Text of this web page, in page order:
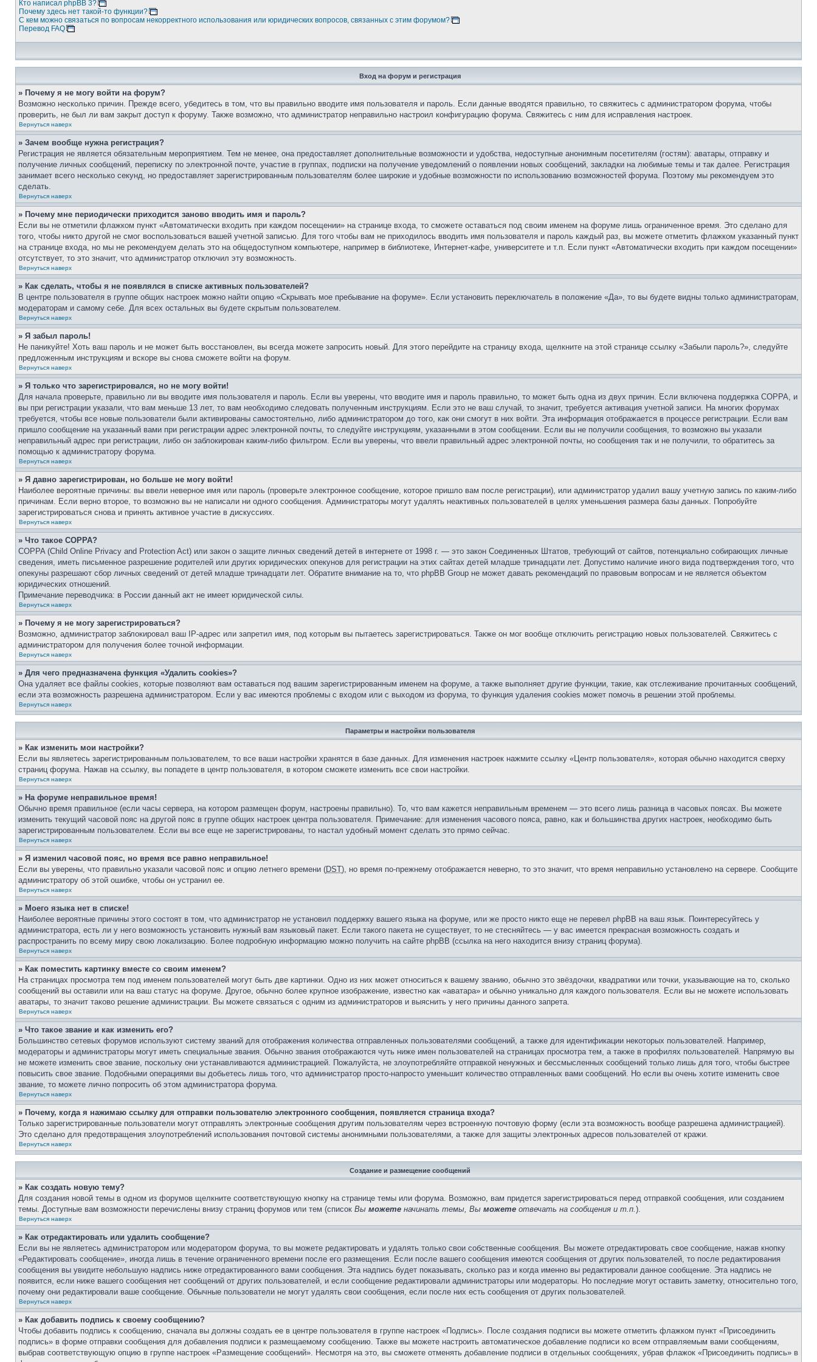
Кто написал phpBB 3?
Почему здесь нет такой-то функции?
С кем можно связаться по вопросам некорректного использования или юридических вопросов, связанных с этим форумом?
Перевод FAQ
Вход на форум и регистрация
» Почему я не могу войти на форум?
Возможно несколько причин. Прежде всего, убедитесь в том, что вы правильно вводите имя пользователя и пароль. Если данные вводятся правильно, то свяжитесь с администратором форума, чтобы
проверить, не был ли вам закрыт доступ к форуму. Также возможно, что администратор неправильно настроил конфигурацию форума. Свяжитесь с ним для исправления настроек.
Вернуться наверх
» Зачем вообще нужна регистрация?
Регистрация не является обязательным мероприятием. Тем не менее, она предоставляет дополнительные возможности и удобства, недоступные анонимным посетителям (гостям): аватары, отправку и
получение личных сообщений, переписку по электронной почте, участие в группах, подписки на получение уведомлений о появлении новых сообщений, закладки на любимые темы и так далее. Регистрация
занимает всего несколько секунд, но предоставляет зарегистрированным пользователям более широкие и удобные возможности по использованию возможностей форума. Поэтому мы рекомендуем это
сделать.
Вернуться наверх
» Почему мне периодически приходится заново вводить имя и пароль?
Если вы не отметили флажком пункт «Автоматически входить при каждом посещении» на странице входа, то сможете оставаться под своим именем на форуме лишь ограниченное время. Это сделано для
того, чтобы никто другой не смог воспользоваться вашей учетной записью. Для того чтобы вам не приходилось вводить имя пользователя и пароль каждый раз, вы можете отметить флажком указанный пункт
на странице входа, но мы не рекомендуем делать это на общедоступном компьютере, например в библиотеке, Интернет-кафе, университете и т.п. Если пункт «Автоматически входить при каждом посещении»
отсутствует, то это значит, что администратор отключил эту возможность.
Вернуться наверх
» Как сделать, чтобы я не появлялся в списке активных пользователей?
В центре пользователя в группе общих настроек можно найти опцию «Скрывать мое пребывание на форуме». Если установить переключатель в положение «Да», то вы будете видны только администраторам,
модераторам и самому себе. Для всех остальных вы будете скрытым пользователем.
Вернуться наверх
» Я забыл пароль!
Не паникуйте! Хоть ваш пароль и не может быть восстановлен, вы всегда можете запросить новый. Для этого перейдите на страницу входа, щелкните на этой странице ссылку «Забыли пароль?», следуйте
предложенным инструкциям и вскоре вы снова сможете войти на форум.
Вернуться наверх
» Я только что зарегистрировался, но не могу войти!
Для начала проверьте, правильно ли вы вводите имя пользователя и пароль. Если вы уверены, что вводите имя и пароль правильно, то может быть одна из двух причин. Если включена поддержка COPPA, и
вы при регистрации указали, что вам меньше 13 лет, то вам необходимо следовать полученным инструкциям. Если это не ваш случай, то значит, требуется активация учетной записи. На многих форумах
требуется, чтобы все новые пользователи были активированы самостоятельно, либо администратором до того, как они смогут в них войти. Эта информация отображается в процессе регистрации. Если вам
пришло сообщение на указанный вами при регистрации адрес электронной почты, то следуйте инструкциям, указанными в этом сообщении. Если вы не получили сообщения, то возможно вы указали
неправильный адрес при регистрации, либо он заблокирован каким-либо фильтром. Если вы уверены, что ввели правильный адрес электронной почты, но сообщения так и не получили, то обратитесь за
помощью к администратору форума.
Вернуться наверх
» Я давно зарегистрирован, но больше не могу войти!
Наиболее вероятные причины: вы ввели неверное имя или пароль (проверьте электронное сообщение, которое пришло вам после регистрации), или администратор удалил вашу учетную запись по каким-либо
причинам. Если верно второе, то возможно вы не написали ни одного сообщения. Администраторы могут удалять неактивных пользователей в целях уменьшения размера базы данных. Попробуйте
зарегистрироваться снова и принять активное участие в дискуссиях.
Вернуться наверх
» Что такое COPPA?
COPPA (Child Online Privacy and Protection Act) или закон о защите личных сведений детей в интернете от 1998 г. — это закон Соединенных Штатов, требующий от сайтов, потенциально собирающих личные
сведения, иметь письменное разрешение родителей или других юридических опекунов для регистрации на этих сайтах детей младше тринадцати лет. Допустимо наличие иного вида подтверждения того, что
опекуны разрешают сбор личных сведений от детей младше тринадцати лет. Обратите внимание на то, что phpBB Group не может давать рекомендаций по правовым вопросам и не является объектом
юридических отношений.
Примечание переводчика: в России данный акт не имеет юридической силы.
Вернуться наверх
» Почему я не могу зарегистрироваться?
Возможно, администратор заблокировал ваш IP-адрес или запретил имя, под которым вы пытаетесь зарегистрироваться. Также он мог вообще отключить регистрацию новых пользователей. Свяжитесь с
администратором для получения более точной информации.
Вернуться наверх
» Для чего предназначена функция «Удалить cookies»?
Она удаляет все файлы cookies, которые позволяют вам оставаться под вашим зарегистрированным именем на форуме, а также выполняет другие функции, такие, как отслеживание прочитанных сообщений,
если эта возможность разрешена администратором. Если у вас имеются проблемы с входом или с выходом из форума, то функция удаления cookies может помочь в решении этой проблемы.
Вернуться наверх
Параметры и настройки пользователя
» Как изменить мои настройки?
Если вы являетесь зарегистрированным пользователем, то все ваши настройки хранятся в базе данных. Для изменения настроек нажмите ссылку «Центр пользователя», которая обычно находится сверху
страниц форума. Нажав на ссылку, вы попадете в центр пользователя, в котором сможете изменить все свои настройки.
Вернуться наверх
» На форуме неправильное время!
Обычно время правильное (если часы сервера, на котором размещен форум, настроены правильно). То, что вам кажется неправильным временем — это всего лишь разница в часовых поясах. Вы можете
изменить текущий часовой пояс на другой пояс в группе общих настроек центра пользователя. Примечание: для изменения часового пояса, равно, как и большинства других настроек, необходимо быть
зарегистрированным пользователем. Если вы все еще не зарегистрированы, то настал удобный момент сделать это прямо сейчас.
Вернуться наверх
» Я изменил часовой пояс, но время все равно неправильное!
Если вы уверены, что правильно указали часовой пояс и опцию летнего времени (DST), но время по-прежнему отображается неверно, то это значит, что время неправильно установлено на сервере. Сообщите
администратору об этой ошибке, чтобы он устранил ее.
Вернуться наверх
» Моего языка нет в списке!
Наиболее вероятные причины этого состоят в том, что администратор не установил поддержку вашего языка на форуме, или же просто никто еще не перевел phpBB на ваш язык. Поинтересуйтесь у
администратора, есть ли у него возможность установить нужный вам языковый пакет. Если такого пакета не существует, то не стесняйтесь — у вас имеется прекрасная возможность создать и
распространить по всему миру свою локализацию. Более подробную информацию можно получить на сайте phpBB (ссылка на него находится внизу страниц форума).
Вернуться наверх
» Как поместить картинку вместе со своим именем?
На страницах просмотра тем под именем пользователей могут быть две картинки. Одно из них может относиться к вашему званию, обычно это звёздочки, квадратики или точки, указывающие на то, сколько
сообщений вы оставили или на ваш статус на форуме. Другое, обычно более крупное изображение, известно как «аватара» и обычно уникально для каждого пользователя. Если вы не можете использовать
аватары, то значит таково решение администрации. Вы можете связаться с одним из администраторов и выяснить у него причины данного запрета.
Вернуться наверх
» Что такое звание и как изменить его?
Большинство сетевых форумов используют систему званий для отображения количества отправленных пользователями сообщений, а также для идентификации некоторых пользователей. Например,
модераторы и администраторы могут иметь специальные звания. Обычно звания отображаются чуть ниже имен пользователей на страницах просмотра тем, а также в профилях пользователей. Напрямую вы
не можете изменить свое звание, поскольку они устанавливаются администрацией. Пожалуйста, не злоупотребляйте отправкой ненужных и бессмысленных сообщений только лишь для того, чтобы быстрее
повысить свое звание. Подобными операциями вы добьетесь лишь того, что администратор просто-напросто уменьшит количество отправленных вами сообщений. Но если вы очень хотите изменить свое
звание, то можете лично попросить об этом администратора форума.
Вернуться наверх
» Почему, когда я нажимаю ссылку для отправки пользователю электронного сообщения, появляется страница входа?
Только зарегистрированные пользователи могут отправлять электронные сообщения другим пользователям через встроенную почтовую форму (если эта возможность вообще разрешена администрацией).
Это сделано для предотвращения злоупотреблений использования почтовой системы анонимными пользователями, а также для защиты электронных адресов пользователей от кражи.
Вернуться наверх
Создание и размещение сообщений
» Как создать новую тему?
Для создания новой темы в одном из форумов щелкните соответствующую кнопку на странице темы или форума. Возможно, вам придется зарегистрироваться перед отправкой сообщения, или созданием
темы. Доступные вам возможности перечислены внизу страниц форумов или тем (список Вы можете начинать темы, Вы можете отвечать на сообщения и т.п.).
Вернуться наверх
» Как отредактировать или удалить сообщение?
Если вы не являетесь администратором или модератором форума, то вы можете редактировать и удалять только свои собственные сообщения. Вы можете отредактировать свое сообщение, нажав кнопку
«Редактировать сообщение», иногда лишь в течение ограниченного времени после его размещения. Если после вашего сообщения имеются сообщения от других пользователей, то после редактирования
сообщения вы увидите небольшую надпись ниже отредактированного вами сообщения. Эта надпись будет показывать, сколько раз и когда именно вы редактировали данное сообщение. Эта надпись не
появится, если ниже вашего сообщения нет сообщений от других пользователей, и если сообщение редактировали администраторы или модераторы. Но последние могут оставить заметку, относительно того,
почему они редактировали ваше сообщение. Обычные пользователи не могут удалять свои сообщения, если после них есть сообщения от других пользователей.
Вернуться наверх
» Как добавить подпись к своему сообщению?
Чтобы добавить подпись к сообщению, сначала вы должны создать ее в центре пользователя в группе настроек «Подпись». После создания подписи вы можете отметить флажком пункт «Присоединить
подпись» в форме отправки сообщения для добавления подписи к размещаемому сообщению. Также вы можете настроить автоматическое добавление подписи ко всем отправляемым вами сообщениям,
выбрав соответствующую опцию в группе настроек «Размещение сообщений». Несмотря на это, вы сможете отменять добавление подписи в отдельных сообщениях, убрав флажок «Присоединить подпись» в